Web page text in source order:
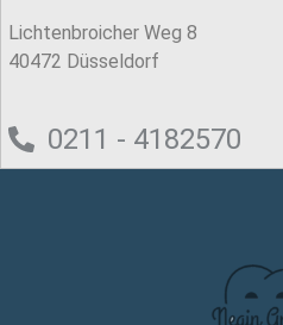
Lichtenbroicher Weg 8
40472 Düsseldorf
0211 - 4182570